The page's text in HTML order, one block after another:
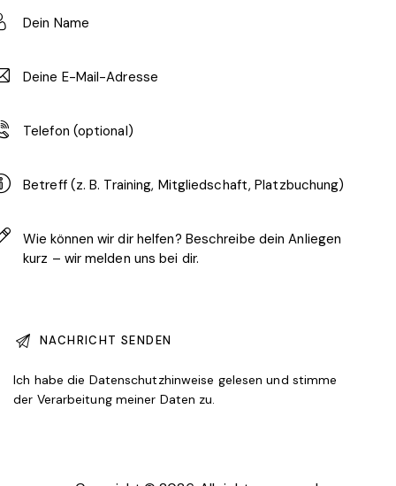
Ich habe die Datenschutzhinweise gelesen und stimme
der Verarbeitung meiner Daten zu.